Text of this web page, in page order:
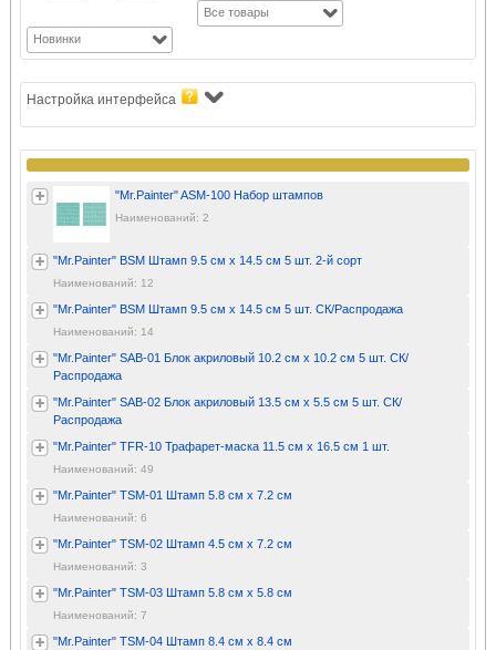
Все товары
Новинки
Настройка интерфейса
"Mr.Painter" ASM-100 Набор штампов
Наименований: 2
"Mr.Painter" BSM Штамп 9.5 см х 14.5 см 5 шт. 2-й сорт
Наименований: 12
"Mr.Painter" BSM Штамп 9.5 см х 14.5 см 5 шт. СК/Распродажа
Наименований: 14
"Mr.Painter" SAB-01 Блок акриловый 10.2 см х 10.2 см 5 шт. СК/
Распродажа
"Mr.Painter" SAB-02 Блок акриловый 13.5 см х 5.5 см 5 шт. СК/
Распродажа
"Mr.Painter" TFR-10 Трафарет-маска 11.5 см х 16.5 см 1 шт.
Наименований: 49
"Mr.Painter" TSM-01 Штамп 5.8 см х 7.2 см
Наименований: 6
"Mr.Painter" TSM-02 Штамп 4.5 см х 7.2 см
Наименований: 3
"Mr.Painter" TSM-03 Штамп 5.8 см х 5.8 см
Наименований: 7
"Mr.Painter" TSM-04 Штамп 8.4 см х 8.4 см